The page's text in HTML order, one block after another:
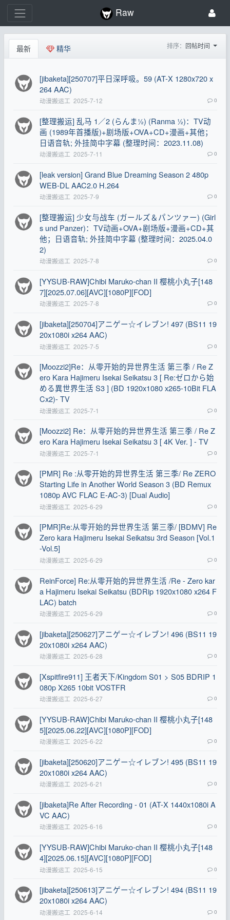
Raw
最新 精华 排序： 回帖时间
[jibaketa][250707]平日深呼吸。59 (AT-X 1280x720 x
264 AAC)
动漫搬运工 2025-7-12 0
[整理搬运] 乱马 1／2 (らんま½) (Ranma ½)：TV动
画 (1989年首播版)+剧场版+OVA+CD+漫画+其他；
日语音轨; 外挂简中字幕 (整理时间：2023.11.08)
动漫搬运工 2025-7-11 0
[leak version] Grand Blue Dreaming Season 2 480p
WEB-DL AAC2.0 H.264
动漫搬运工 2025-7-9 0
[整理搬运] 少女与战车 (ガールズ＆パンツァー) (Girl
s und Panzer)：TV动画+OVA+剧场版+漫画+CD+其
他；日语音轨; 外挂简中字幕 (整理时间：2025.04.0
2)
动漫搬运工 2025-7-8 0
[YYSUB-RAW]Chibi Maruko-chan II 樱桃小丸子[148
7][2025.07.06][AVC][1080P][FOD]
动漫搬运工 2025-7-8 0
[jibaketa][250704]アニゲー☆イレブン! 497 (BS11 19
20x1080i x264 AAC)
动漫搬运工 2025-7-5 0
[Moozzi2]Re：从零开始的异世界生活 第三季 / Re Z
ero Kara Hajimeru Isekai Seikatsu 3 [ Re:ゼロから始
める異世界生活 S3 ] (BD 1920x1080 x265-10Bit FLA
Cx2)- TV
动漫搬运工 2025-7-1 0
[Moozzi2] Re：从零开始的异世界生活 第三季 / Re Z
ero Kara Hajimeru Isekai Seikatsu 3 [ 4K Ver. ] - TV
动漫搬运工 2025-7-1 0
[PMR] Re :从零开始的异世界生活 第三季/ Re ZERO
Starting Life in Another World Season 3 (BD Remux
1080p AVC FLAC E-AC-3) [Dual Audio]
动漫搬运工 2025-6-29 0
[PMR]Re:从零开始的异世界生活 第三季/ [BDMV] Re
Zero kara Hajimeru Isekai Seikatsu 3rd Season [Vol.1
-Vol.5]
动漫搬运工 2025-6-29 0
ReinForce] Re:从零开始的异世界生活 /Re - Zero kar
a Hajimeru Isekai Seikatsu (BDRip 1920x1080 x264 F
LAC) batch
动漫搬运工 2025-6-29 0
[jibaketa][250627]アニゲー☆イレブン! 496 (BS11 19
20x1080i x264 AAC)
动漫搬运工 2025-6-28 0
[Xspitfire911] 王者天下/Kingdom S01 > S05 BDRIP 1
080p X265 10bit VOSTFR
动漫搬运工 2025-6-27 0
[YYSUB-RAW]Chibi Maruko-chan II 樱桃小丸子[148
5][2025.06.22][AVC][1080P][FOD]
动漫搬运工 2025-6-22 0
[jibaketa][250620]アニゲー☆イレブン! 495 (BS11 19
20x1080i x264 AAC)
动漫搬运工 2025-6-21 0
[jibaketa]Re After Recording - 01 (AT-X 1440x1080i A
VC AAC)
动漫搬运工 2025-6-16 0
[YYSUB-RAW]Chibi Maruko-chan II 樱桃小丸子[148
4][2025.06.15][AVC][1080P][FOD]
动漫搬运工 2025-6-15 0
[jibaketa][250613]アニゲー☆イレブン! 494 (BS11 19
20x1080i x264 AAC)
动漫搬运工 2025-6-14 0